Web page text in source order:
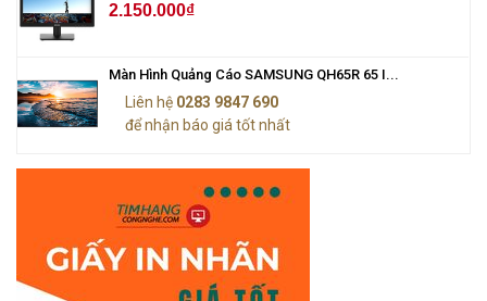
2.150.000₫
Màn Hình Quảng Cáo SAMSUNG QH65R 65 I...
Liên hệ 0283 9847 690
để nhận báo giá tốt nhất